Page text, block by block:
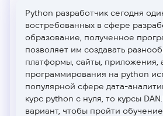
Python разработчик сегодня
востребованных в сфере
образование, полученное
позволяет им создавать
платформы, сайты, приложения,
программирования на python
популярной сфере дата-
курс python с нуля, то курсы
вариант, чтобы пройти обучение